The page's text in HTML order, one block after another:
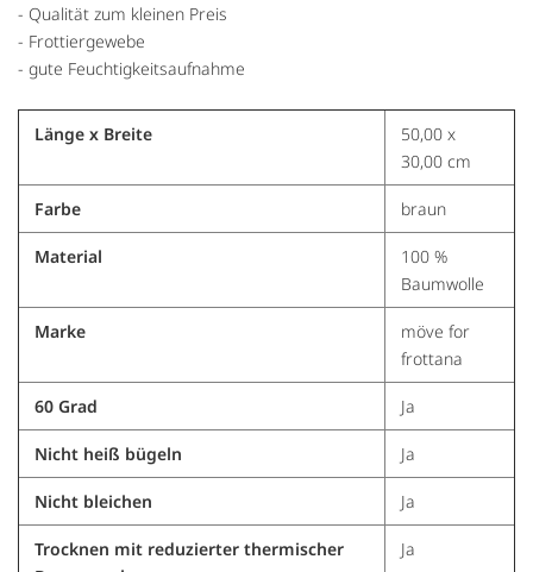
- Qualität zum kleinen Preis
- Frottiergewebe
- gute Feuchtigkeitsaufnahme
Länge x Breite
50,00 x
30,00 cm
Farbe braun
Material
100 %
Baumwolle
Marke
möve for
frottana
60 Grad Ja
Nicht heiß bügeln Ja
Nicht bleichen Ja
Trocknen mit reduzierter thermischer
Ja